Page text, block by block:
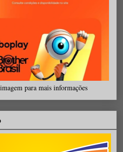
para mais informações